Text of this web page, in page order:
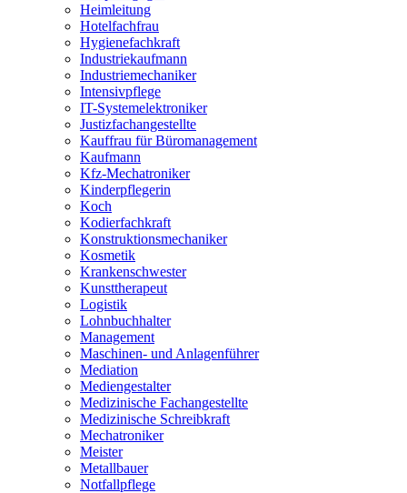
Heimleitung
Hotelfachfrau
Hygienefachkraft
Industriekaufmann
Industriemechaniker
Intensivpflege
IT-Systemelektroniker
Justizfachangestellte
Kauffrau für Büromanagement
Kaufmann
Kfz-Mechatroniker
Kinderpflegerin
Koch
Kodierfachkraft
Konstruktionsmechaniker
Kosmetik
Krankenschwester
Kunsttherapeut
Logistik
Lohnbuchhalter
Management
Maschinen- und Anlagenführer
Mediation
Mediengestalter
Medizinische Fachangestellte
Medizinische Schreibkraft
Mechatroniker
Meister
Metallbauer
Notfallpflege